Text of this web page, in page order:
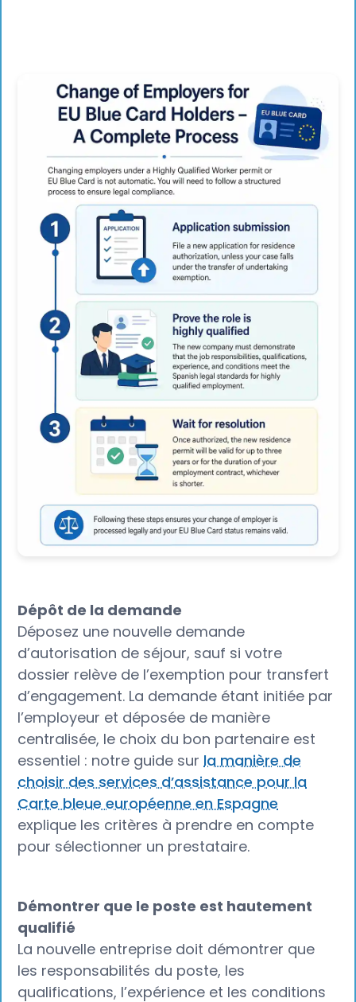
Dépôt de la demande
Déposez une nouvelle demande
d’autorisation de séjour, sauf si votre
dossier relève de l’exemption pour transfert
d’engagement. La demande étant initiée par
l’employeur et déposée de manière
centralisée, le choix du bon partenaire est
essentiel : notre guide sur la manière de
choisir des services d’assistance pour la
Carte bleue européenne en Espagne
explique les critères à prendre en compte
pour sélectionner un prestataire.
Démontrer que le poste est hautement
qualifié
La nouvelle entreprise doit démontrer que
les responsabilités du poste, les
qualifications, l’expérience et les conditions